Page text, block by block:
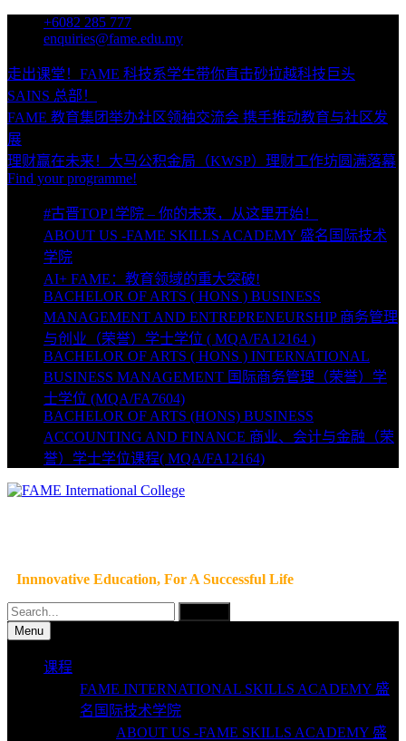
+6082 285 777
enquiries@fame.edu.my
走出课堂！FAME 科技系学生带你直击砂拉越科技巨头
SAINS 总部！
FAME 教育集团举办社区领袖交流会 携手推动教育与社区发
展
理财赢在未来！大马公积金局（KWSP）理财工作坊圆满落幕
Find your programme!
#古晋TOP1学院 – 你的未来，从这里开始！
ABOUT US -FAME SKILLS ACADEMY 盛名国际技术
学院
AI+ FAME：教育领域的重大突破!
BACHELOR OF ARTS ( HONS ) BUSINESS
MANAGEMENT AND ENTREPRENEURSHIP 商务管理
与创业（荣誉）学士学位 ( MQA/FA12164 )
BACHELOR OF ARTS ( HONS ) INTERNATIONAL
BUSINESS MANAGEMENT 国际商务管理（荣誉）学
士学位 (MQA/FA7604)
BACHELOR OF ARTS (HONS) BUSINESS
ACCOUNTING AND FINANCE 商业、会计与金融（荣
誉）学士学位课程( MQA/FA12164)
Innnovative Education, For A Successful Life
Search
for:Menu
课程
FAME INTERNATIONAL SKILLS ACADEMY 盛
名国际技术学院
ABOUT US -FAME SKILLS ACADEMY 盛